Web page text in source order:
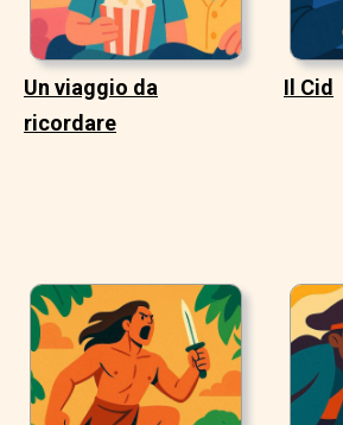
Un viaggio da
ricordare
Il Cid